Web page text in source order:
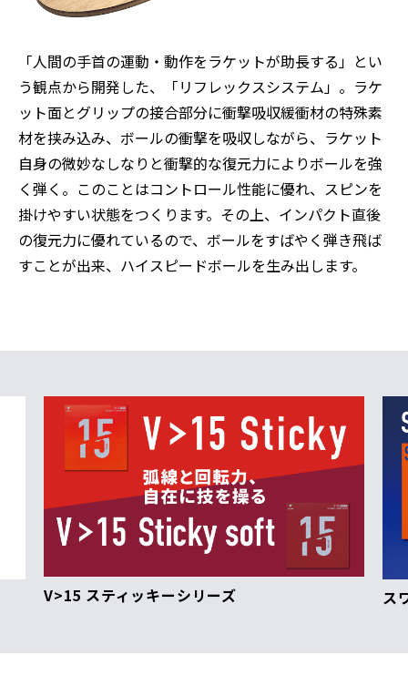
「人間の手首の運動・動作をラケットが助長する」とい
う観点から開発した、「リフレックスシステム」。ラケ
ット面とグリップの接合部分に衝撃吸収緩衝材の特殊素
材を挟み込み、ボールの衝撃を吸収しながら、ラケット
自身の微妙なしなりと衝撃的な復元力によりボールを強
く弾く。このことはコントロール性能に優れ、スピンを
掛けやすい状態をつくります。その上、インパクト直後
の復元力に優れているので、ボールをすばやく弾き飛ば
すことが出来、ハイスピードボールを生み出します。
V>15 スティッキーシリーズ ス